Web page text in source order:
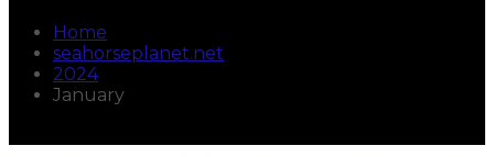
Home
seahorseplanet.net
2024
January